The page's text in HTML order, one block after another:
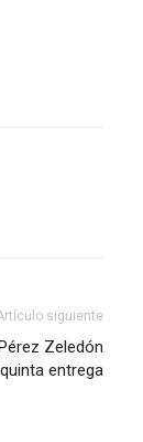
siguiente
Zeledón
entrega